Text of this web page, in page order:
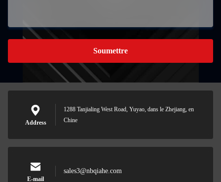
Soumettre
Address
1288 Tanjialing West Road, Yuyao, dans le Zhejiang, en
Chine
E-mail
sales3@nbqiahe.com